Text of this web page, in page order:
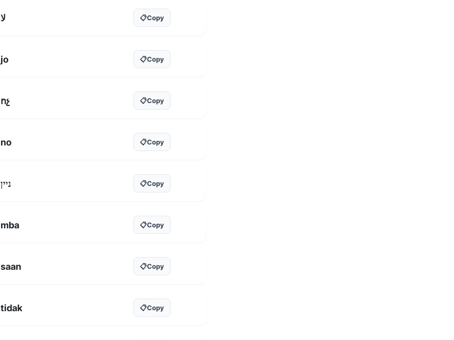
لا 📋Copy
jo 📋Copy
ոչ 📋Copy
no 📋Copy
ניין 📋Copy
mba 📋Copy
saan 📋Copy
tidak 📋Copy